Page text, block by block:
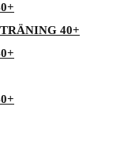
40+